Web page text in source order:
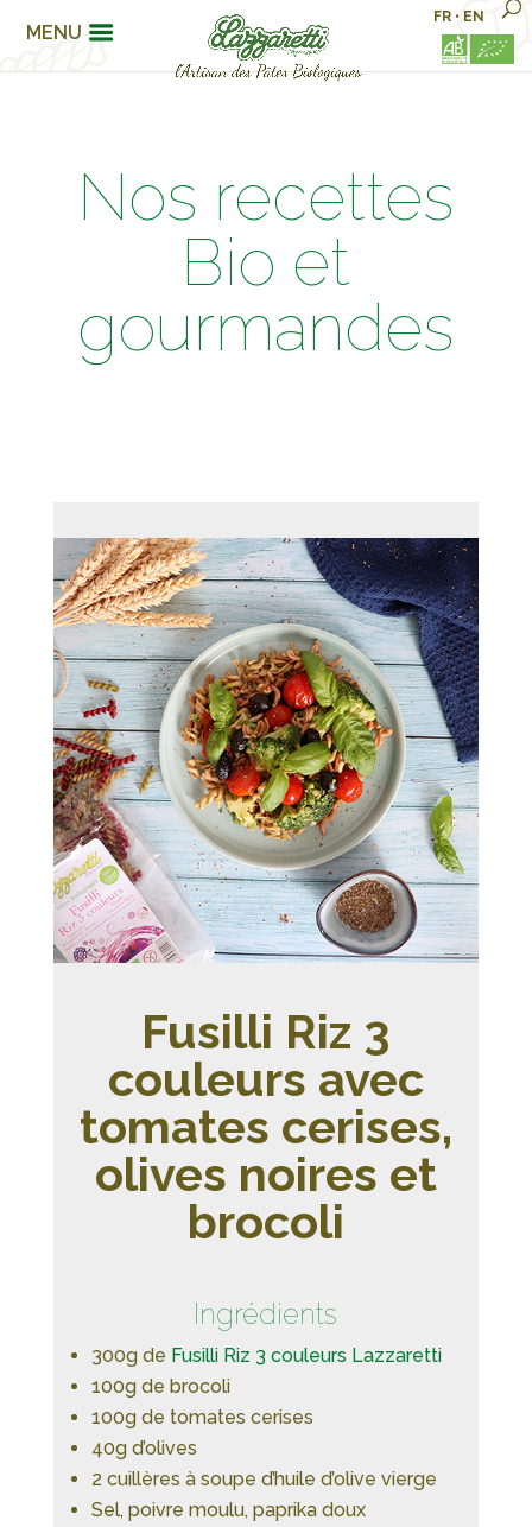
MENU
FR • EN
Nos recettes
Bio et
gourmandes
Fusilli Riz 3
couleurs avec
tomates cerises,
olives noires et
brocoli
Ingrédients
300g de Fusilli Riz 3 couleurs Lazzaretti
100g de brocoli
100g de tomates cerises
40g d’olives
2 cuillères à soupe d’huile d’olive vierge
Sel, poivre moulu, paprika doux